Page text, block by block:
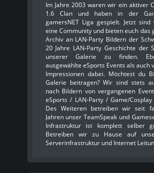
Im Jahre 2003 waren wir ein aktiver
1.6 Clan und haben in der
gamersNET Liga gespielt. Jetzt
eine Community und bieten euch das
Archiv an LAN-Party Bildern der
20 Jahre LAN-Party Geschichte der
unserer Galerie zu finden.
ausgewählte eSports Events als auch
Impressionen dabei. Möchtest du
Galerie beitragen? Wir sind stets
nach Bildern von vergangenen
eSports / LAN-Party / Game/Cosplay
Des Weiteren betreiben wir seit
Jahren unser TeamSpeak und
Infrastruktur ist komplett selber
Betreiben wir zu Hause auf
Serverinfrastruktur und Internet